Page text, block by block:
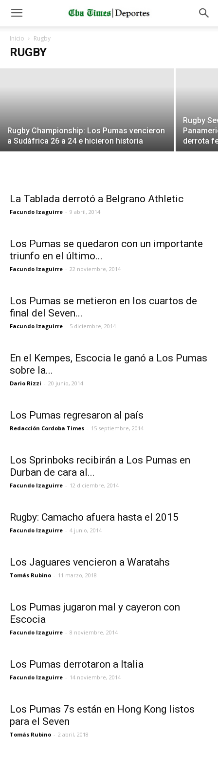
Inicio Rugby
RUGBY
Los Jaguares vencieron a Waratahs
Tomás Rubino
Rugby Championship: Los Pumas vencieron
a Sudáfrica 26 a 24 e hicieron historia
Rugby
derrota
La Tablada derrotó a Belgrano Athletic
Facundo Izaguirre - 9 abril, 2014
Los Pumas se quedaron con un importante
triunfo en el último...
Facundo Izaguirre - 22 noviembre, 2014
Los Pumas se metieron en los cuartos de
final del Seven...
Facundo Izaguirre - 5 diciembre, 2014
En el Kempes, Escocia le ganó a Los Pumas
sobre la...
Dario Rizzi - 20 junio, 2014
Los Pumas regresaron al país
Redacción Cordoba Times - 15 septiembre, 2014
Los Sprinboks recibirán a Los Pumas en
Durban de cara al...
Facundo Izaguirre - 12 diciembre, 2014
Rugby: Camacho afuera hasta el 2015
Facundo Izaguirre - 4 junio, 2014
Los Jaguares vencieron a Waratahs
Tomás Rubino - 11 marzo, 2018
Los Pumas jugaron mal y cayeron con
Escocia
Facundo Izaguirre - 8 noviembre, 2014
Los Pumas derrotaron a Italia
Facundo Izaguirre - 14 noviembre, 2014
Los Pumas 7s están en Hong Kong listos
para el Seven
Tomás Rubino - 2 abril, 2018